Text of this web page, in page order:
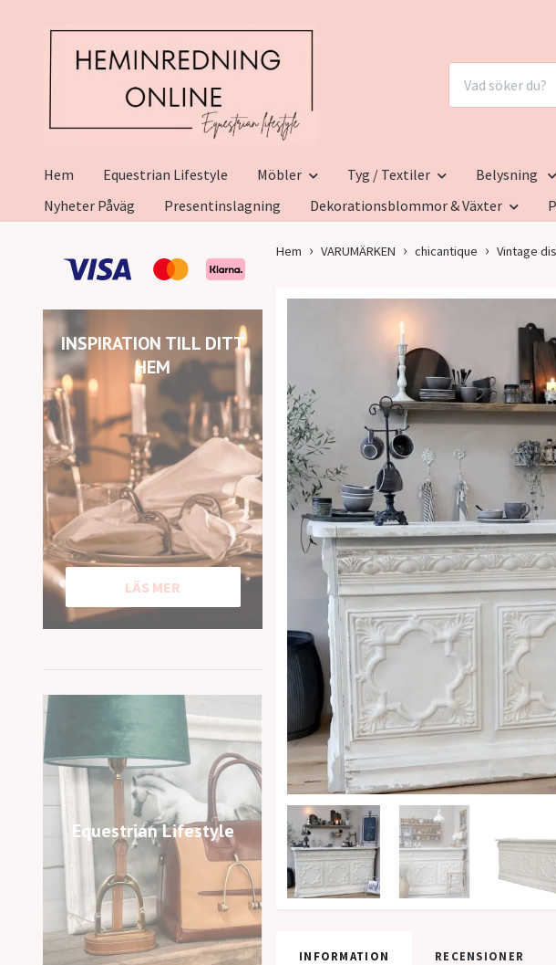
Hem Equestrian Lifestyle Möbler Tyg / Textiler Belysning
Nyheter Påväg
Presentinslagning Dekorationsblommor & Växter
INSPIRATION TILL DITT
HEM
LÄS MER
Equestrian Lifestyle
Hem VARUMÄRKEN chicantique Vintage
INFORMATION RECENSIONER